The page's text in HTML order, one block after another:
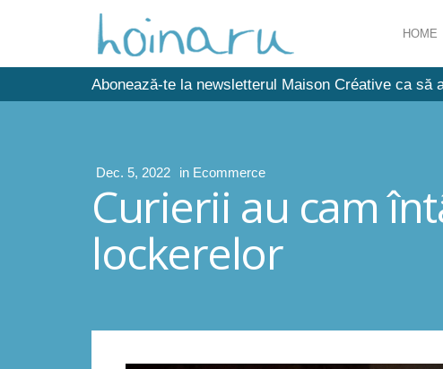
HOME
Abonează-te la newsletterul Maison Créative ca să
Dec. 5, 2022 in Ecommerce
Curierii au cam
lockerelor